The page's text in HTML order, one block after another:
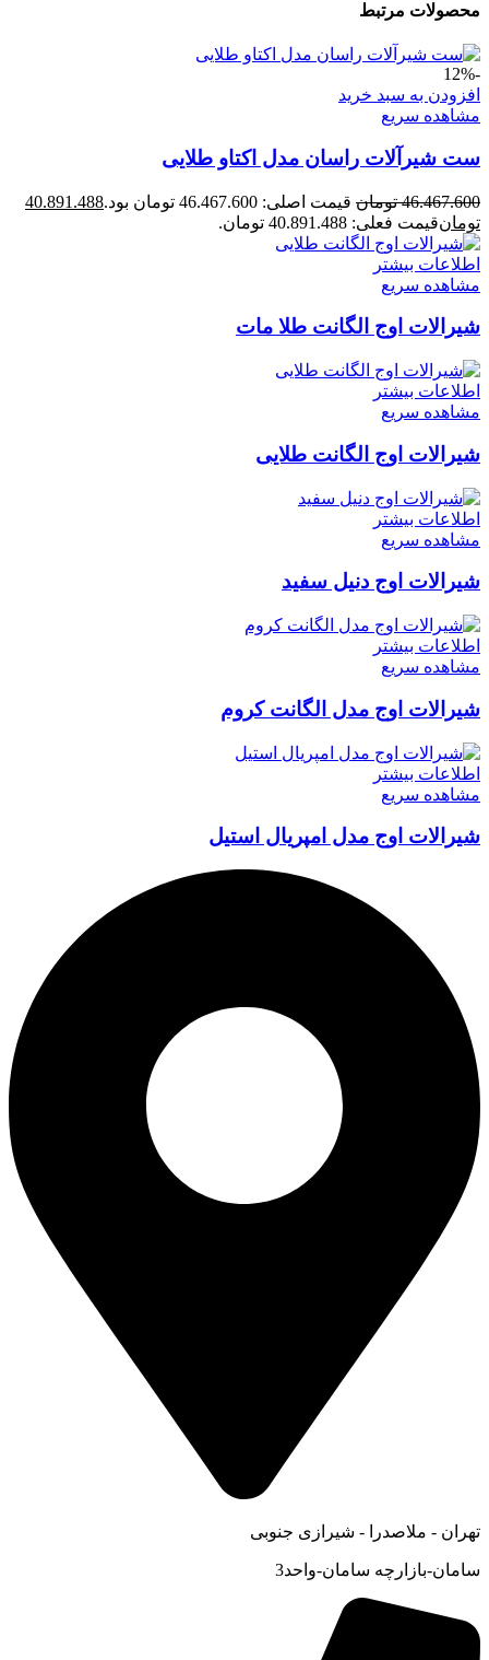
محصولات مرتبط
-12%
افزودن به سبد خرید
مشاهده سریع
ست شیرآلات راسان مدل اکتاو طلایی
46.467.600 تومان قیمت اصلی: 46.467.600 تومان بود.
40.891.488
تومانقیمت فعلی: 40.891.488 تومان.
اطلاعات بیشتر
مشاهده سریع
شیرالات اوج الگانت طلا مات
اطلاعات بیشتر
مشاهده سریع
شیرالات اوج الگانت طلایی
اطلاعات بیشتر
مشاهده سریع
شیرالات اوج دنیل سفید
اطلاعات بیشتر
مشاهده سریع
شیرالات اوج مدل الگانت کروم
اطلاعات بیشتر
مشاهده سریع
شیرالات اوج مدل امپریال استیل
تهران - ملاصدرا - شیرازی جنوبی
سامان-بازارچه سامان-واحد3